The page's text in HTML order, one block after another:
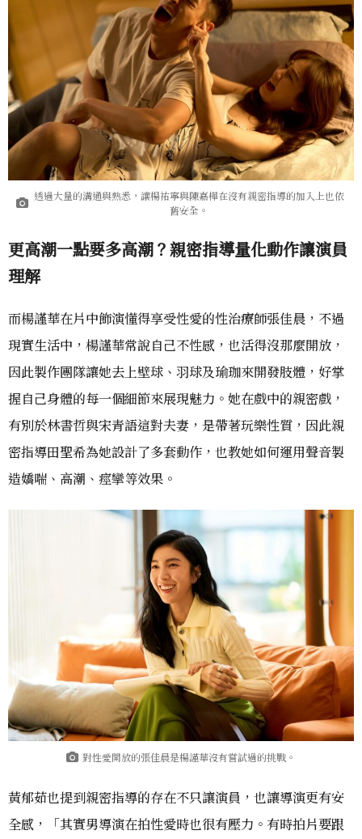
透過大量的溝通與熟悉，讓楊祐寧與陳嘉樺在沒有親密指導的加入上也依
舊安全。
更高潮一點要多高潮？親密指導量化動作讓演員
理解
而楊謹華在片中飾演懂得享受性愛的性治療師張佳晨，不過
現實生活中，楊謹華常說自己不性感，也活得沒那麼開放，
因此製作團隊讓她去上壁球、羽球及瑜珈來開發肢體，好掌
握自己身體的每一個細節來展現魅力。她在戲中的親密戲，
有別於林書哲與宋青語這對夫妻，是帶著玩樂性質，因此親
密指導田聖希為她設計了多套動作，也教她如何運用聲音製
造嬌喘、高潮、痙攣等效果。
對性愛開放的張佳晨是楊謹華沒有嘗試過的挑戰。
黃郁茹也提到親密指導的存在不只讓演員，也讓導演更有安
全感，「其實男導演在拍性愛時也很有壓力。有時拍片要跟